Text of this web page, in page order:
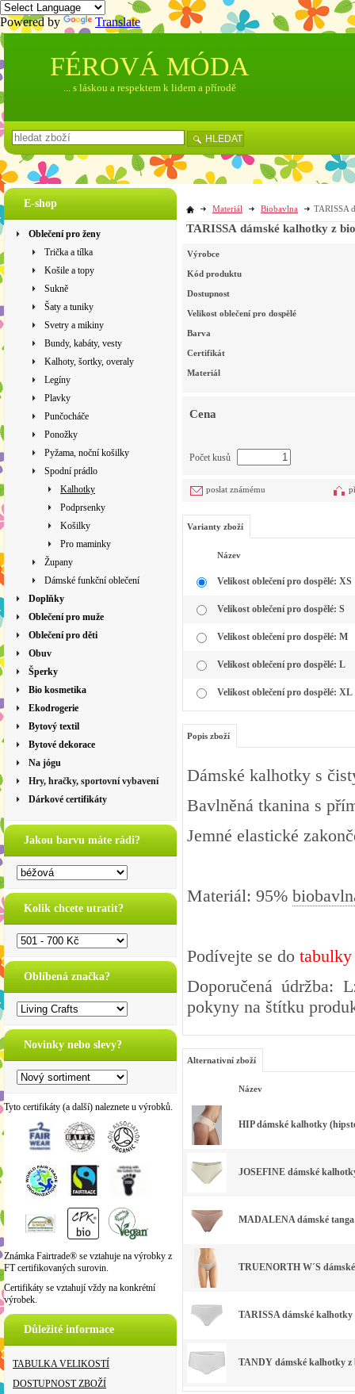
Powered by Translate
E-shop
Oblečení pro ženy
Trička a tílka
Košile a topy
Sukně
Šaty a tuniky
Svetry a mikiny
Bundy, kabáty, vesty
Kalhoty, šortky, overaly
Legíny
Plavky
Punčocháče
Ponožky
Pyžama, noční košilky
Spodní prádlo
Kalhotky
Podprsenky
Košilky
Pro maminky
Župany
Dámské funkční oblečení
Doplňky
Oblečení pro muže
Oblečení pro děti
Obuv
Šperky
Bio kosmetika
Ekodrogerie
Bytový textil
Bytové dekorace
Na jógu
Hry, hračky, sportovní vybavení
Dárkové certifikáty
Jakou barvu máte rádi?
Kolik chcete utratit?
Oblíbená značka?
Novinky nebo slevy?
Tyto certifikáty (a další) naleznete u výrobků.
Známka Fairtrade® se vztahuje na výrobky z
FT certifikovaných surovin.
Certifikáty se vztahují vždy na konkrétní
výrobek.
Důležité informace
TABULKA VELIKOSTÍ
DOSTUPNOST ZBOŽÍ
Materiál Biobavlna TARISSA
TARISSA dámské kalhotky z
Výrobce
Kód produktu
Dostupnost
Velikost oblečení pro dospělé
Barva
Certifikát
Materiál
Cena
Počet kusů
poslat známému
Varianty zboží
Název
Velikost oblečení pro dospělé: XS
Velikost oblečení pro dospělé: S
Velikost oblečení pro dospělé: M
Velikost oblečení pro dospělé: L
Velikost oblečení pro dospělé: XL
Popis zboží
Dámské kalhotky s
Bavlněná tkanina s
Jemné elastické
Materiál: 95%
Podívejte se do
Doporučená údržba:
pokyny na štítku
Alternativní zboží
Název
HIP dámské kalhotky
JOSEFINE dámské
MADALENA dámské
TRUENORTH W´S
TARISSA dámské
TANDY dámské kalhotky z
FÉROVÁ MÓDA
... s láskou a respektem k lidem a přírodě
HLEDAT